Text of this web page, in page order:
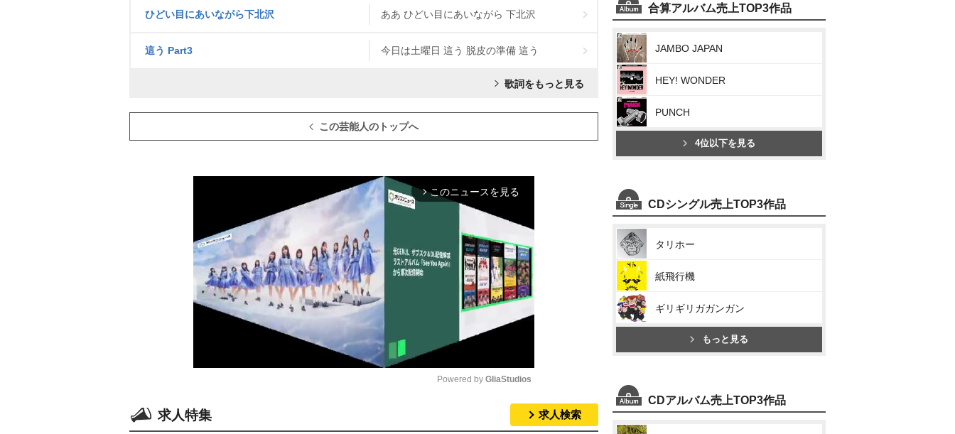
ひどい目にあいながら下北沢 ああ ひどい目にあいながら 下北沢
這う Part3 今日は土曜日 這う 脱皮の準備 這う
歌詞をもっと見る
この芸能人のトップへ
arrow_forward_ios このニュースを見る
Powered by GliaStudios
求人特集 求人検索
合算アルバム売上TOP3作品
JAMBO JAPAN
HEY! WONDER
PUNCH
4位以下を見る
CDシングル売上TOP3作品
タリホー
紙飛行機
ギリギリガガンガン
もっと見る
CDアルバム売上TOP3作品